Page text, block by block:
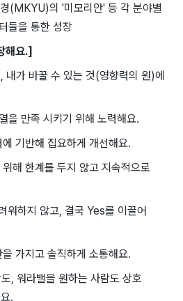
(MKYU)의 '미모리안' 등 각 분야별
들을 통한 성장
해요.]
내가 바꿀 수 있는 것(영향력의 원)에
을 만족 시키기 위해 노력해요.
기반해 집요하게 개선해요.
해 한계를 두지 않고 지속적으로
워하지 않고, 결국 Yes를 이끌어
가지고 솔직하게 소통해요.
, 워라밸을 원하는 사람도 상호
.